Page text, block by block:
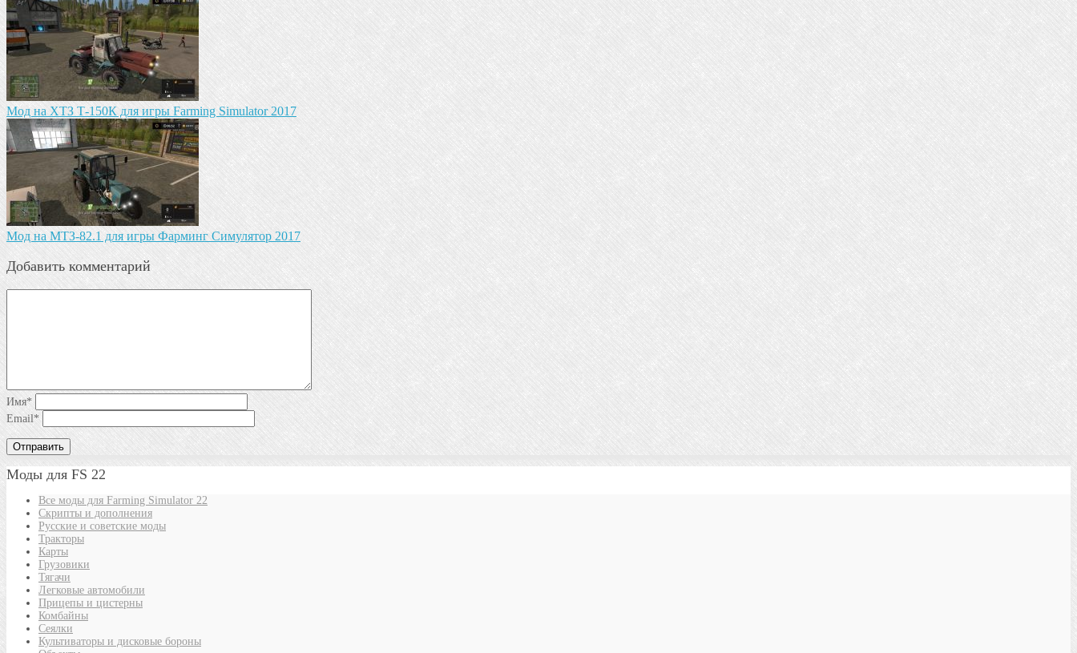
Мод на ХТЗ Т-150К для игры Farming Simulator 2017
Мод на МТЗ-82.1 для игры Фарминг Симулятор 2017
Добавить комментарий
Имя*
Email*
Моды для FS 22
Все моды для Farming Simulator 22
Скрипты и дополнения
Русские и советские моды
Тракторы
Карты
Грузовики
Тягачи
Легковые автомобили
Прицепы и цистерны
Комбайны
Сеялки
Культиваторы и дисковые бороны